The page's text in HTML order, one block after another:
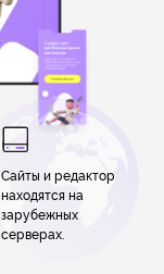
Сайты и редактор
находятся на
зарубежных
серверах.